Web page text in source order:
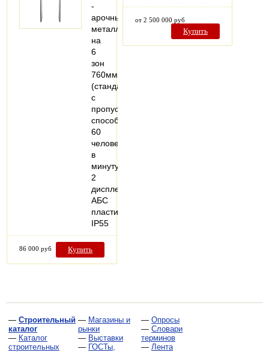
-
арочный
металлодетектор
на
6
зон
760мм
(стандарт)
с
пропускной
способностью
60
человек
в
минуту
2
дисплея
AБC
пластик,
IP55
86 000 руб Купить
от 2 500 000 руб
Купить
— Строительный
каталог
— Каталог
строительных
— Магазины и
рынки
— Выставки
— ГОСТы,
— Опросы
— Словари
терминов
— Лента